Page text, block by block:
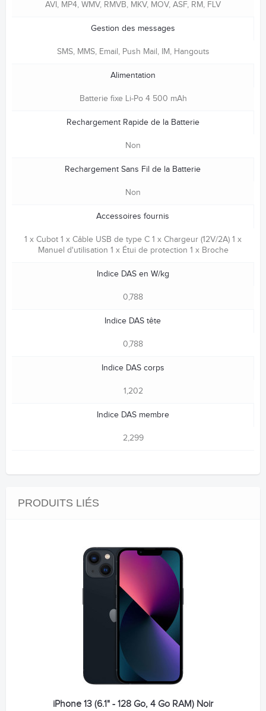
AVI, MP4, WMV, RMVB, MKV, MOV, ASF, RM, FLV
Gestion des messages
SMS, MMS, Email, Push Mail, IM, Hangouts
Alimentation
Batterie fixe Li-Po 4 500 mAh
Rechargement Rapide de la Batterie
Non
Rechargement Sans Fil de la Batterie
Non
Accessoires fournis
1 x Cubot 1 x Câble USB de type C 1 x Chargeur (12V/2A) 1 x
Manuel d'utilisation 1 x Étui de protection 1 x Broche
Indice DAS en W/kg
0,788
Indice DAS tête
0,788
Indice DAS corps
1,202
Indice DAS membre
2,299
PRODUITS LIÉS
iPhone 13 (6.1" - 128 Go, 4 Go RAM) Noir